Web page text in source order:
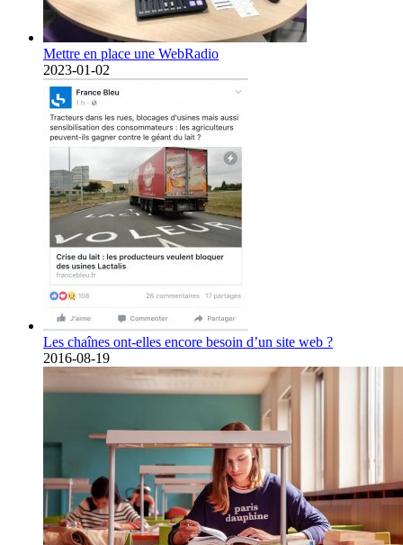
Mettre en place une WebRadio
2023-01-02
Les chaînes ont-elles encore besoin d’un site web ?
2016-08-19